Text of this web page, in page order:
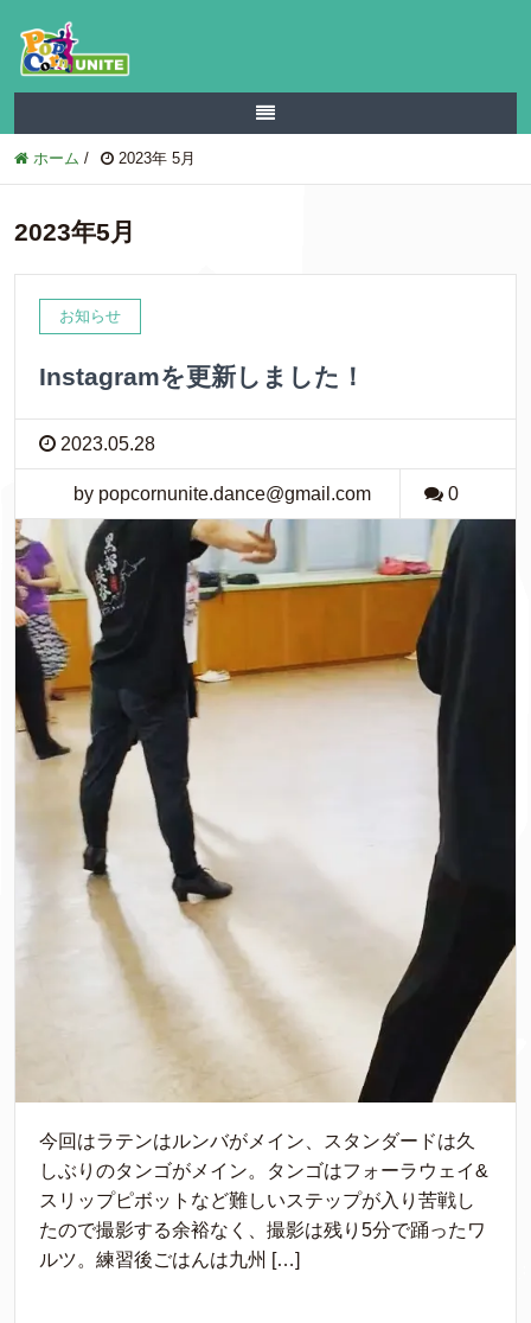
ホーム / 2023年 5月
2023年5月
お知らせ
Instagramを更新しました！
2023.05.28
by popcornunite.dance@gmail.com 0
今回はラテンはルンバがメイン、スタンダードは久
しぶりのタンゴがメイン。タンゴはフォーラウェイ&
スリップピボットなど難しいステップが入り苦戦し
たので撮影する余裕なく、撮影は残り5分で踊ったワ
ルツ。練習後ごはんは九州 […]